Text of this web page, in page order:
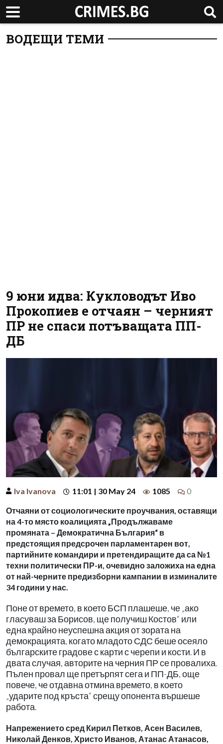
ВОДЕЩИ ТЕМИ
9 юни идва: Кукловодът Иво
Прокопиев е отчаян – черният
ПР не спаси потъващата ПП-
ДБ
Iva Ivanova 11:01 | 30 May 24 1085 0
Отчаяни от социологическите проучвания, оставящи
на 4-то място коалицията „Продължаваме
промяната – Демократична България“ в
предстоящия предсрочен парламентарен вот,
партийните командири и претендиращите да са №1
техни политически ПР-и, очевидно заложиха на една
от най-черните предизборни кампании в изминалите
34 години у нас.
Поне от времето, в което БСП плашеше, че „ако
гласуваш за Борисов, ще получиш Костов“ или
една крайно неуспешна акция от зората на
демокрацията, когато младото СДС беше осеяло
българските градове с карти с черепи и кости. И в
двата случая, авторите на черния ПР се провалиха.
Пълен провал ще претърпят сега и ПП-ДБ, още
повече, че отдавна отмина времето, в което
„ударите под кръста“ срещу опонента вършеше
работа.
Напрежението сред Кирил Петков, Асен Василев,
Николай Денков, Христо Иванов, Атанас Атанасов,